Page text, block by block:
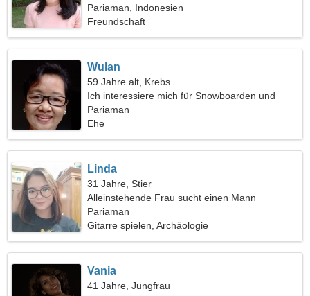
Pariaman, Indonesien
Freundschaft
Wulan
59 Jahre alt, Krebs
Ich interessiere mich für Snowboarden und
Geschichte
Pariaman
Ehe
Linda
31 Jahre, Stier
Alleinstehende Frau sucht einen Mann
Pariaman
Gitarre spielen, Archäologie
Vania
41 Jahre, Jungfrau